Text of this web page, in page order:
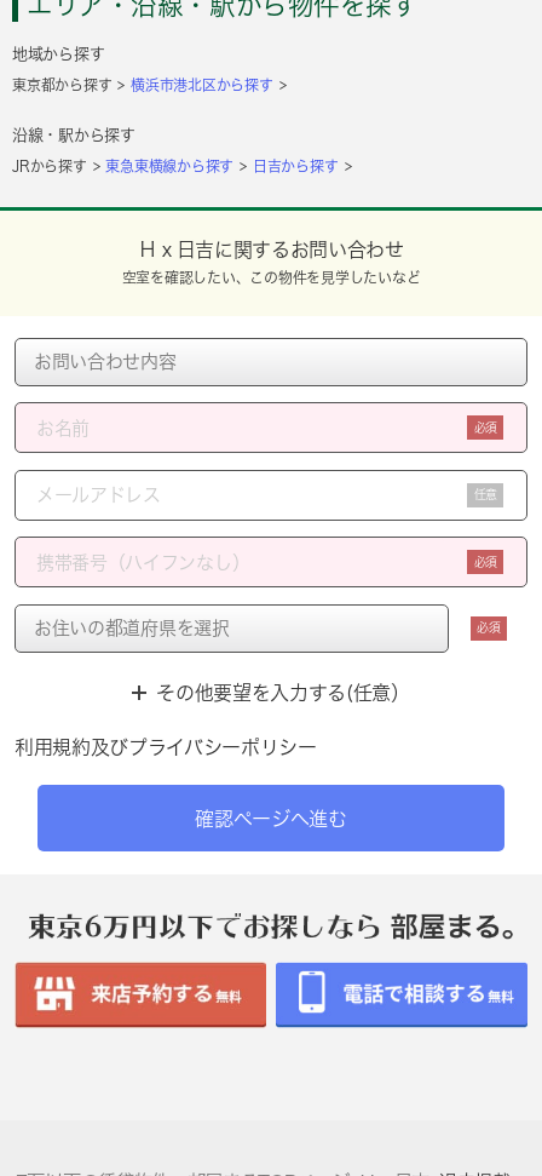
地域から探す
東京都から探す 横浜市港北区から探す
沿線・駅から探す
JRから探す 東急東横線から探す 日吉から探す
Ｈｘ日吉に関するお問い合わせ
空室を確認したい、この物件を見学したいなど
必須
任意
必須
必須
その他要望を入力する(任意）
利用規約及びプライバシーポリシー
確認ページへ進む